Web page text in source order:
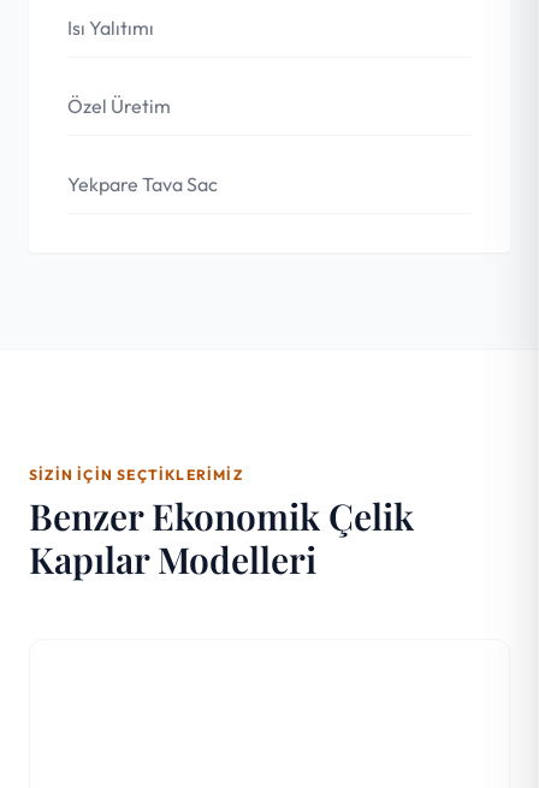
Isı Yalıtımı
Özel Üretim
Yekpare Tava Sac
SIZIN İÇIN SEÇTIKLERIMIZ
Benzer Ekonomik Çelik
Kapılar Modelleri